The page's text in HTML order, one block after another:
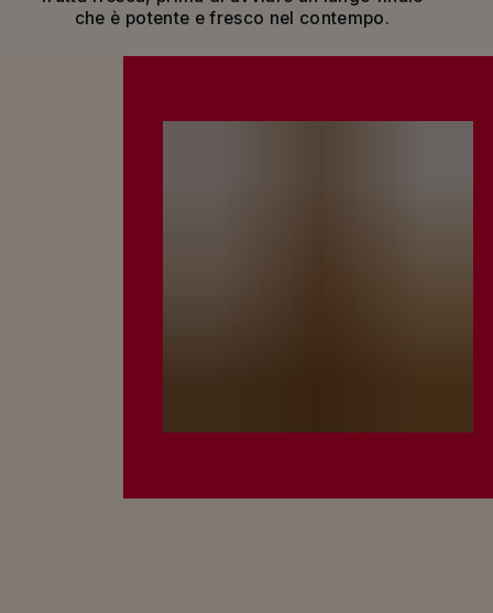
che è potente e fresco nel contempo.